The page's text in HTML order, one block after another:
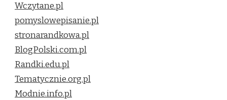
Wczytane.pl
pomyslowepisanie.pl
stronarandkowa.pl
BlogPolski.com.pl
Randki.edu.pl
Tematycznie.org.pl
Modnie.info.pl